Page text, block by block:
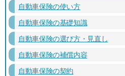
自動車保険の使い方
自動車保険の基礎知識
自動車保険の選び方・見直し
自動車保険の補償内容
自動車保険の契約